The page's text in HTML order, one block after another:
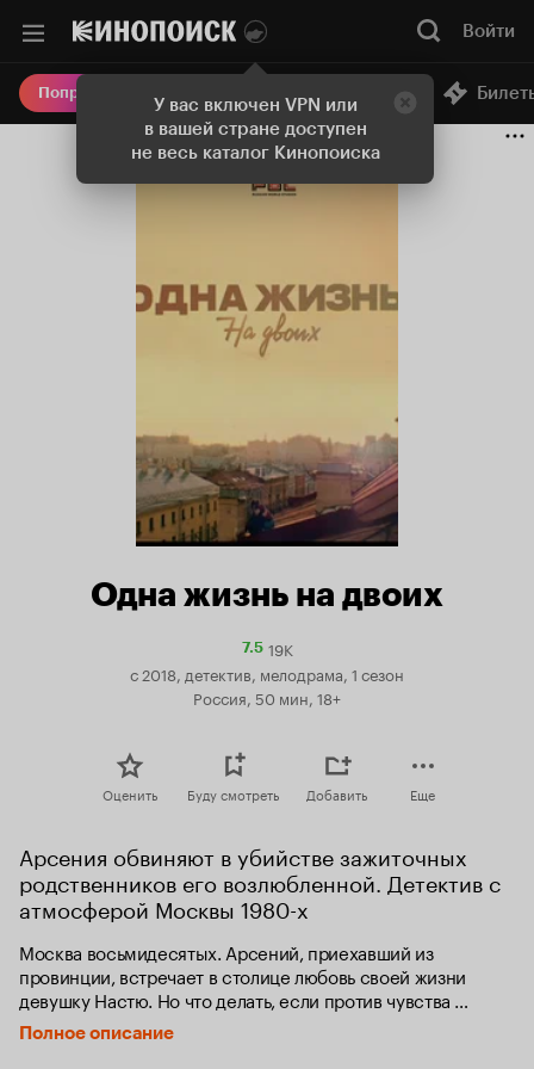
У вас включен VPN или
в вашей стране доступен
не весь каталог Кинопоиска
Войти
Попробовать Плюс Онлайн-кинотеатр
Одна жизнь на двоих
7.5Рейтинг
7.5
19K
с 2018, детектив, мелодрама, 1 сезон
Россия, 50 мин, 18+
Оценить Буду смотреть Добавить Еще
Арсения обвиняют в убийстве зажиточных
родственников его возлюбленной. Детектив с
атмосферой Москвы 1980-х
Москва восьмидесятых. Арсений, приехавший из
провинции, встречает в столице любовь своей жизни
девушку Настю. Но что делать, если против чувства
молодых выступают номенклатурная семья избранницы и
ее окружение?
Полное описание